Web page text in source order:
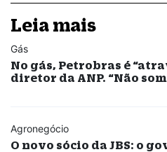
Leia mais
Gás
No gás, Petrobras é
diretor da ANP. “Não
Agronegócio
O novo sócio da JBS: o